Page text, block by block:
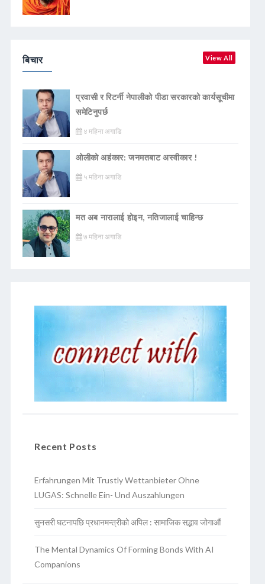
बिचार View All
प्रवासी र रिटर्नी नेपालीको पीडा सरकारको कार्यसूचीमा
समेटिनुपर्छ
४ महिना अगाडि
ओलीको अहंकार: जनमतबाट अस्वीकार !
५ महिना अगाडि
मत अब नारालाई होइन, नतिजालाई चाहिन्छ
७ महिना अगाडि
Recent Posts
Erfahrungen Mit Trustly Wettanbieter Ohne
LUGAS: Schnelle Ein- Und Auszahlungen
सुनसरी घटनापछि प्रधानमन्त्रीको अपिल : सामाजिक सद्भाव जोगाऔं
The Mental Dynamics Of Forming Bonds With AI
Companions